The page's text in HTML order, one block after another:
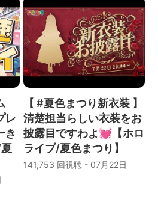
レ
き
【 #夏色まつり新衣装 】
清楚担当らしい衣装をお
披露目ですわよ💓【ホロ
ライブ/夏色まつり】
141,753 回視聴 - 07月22日